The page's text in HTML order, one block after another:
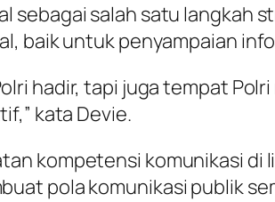
sebagai salah satu langkah
baik untuk penyampaian
hadir, tapi juga tempat
kata Devie.
kompetensi komunikasi di
pola komunikasi publik